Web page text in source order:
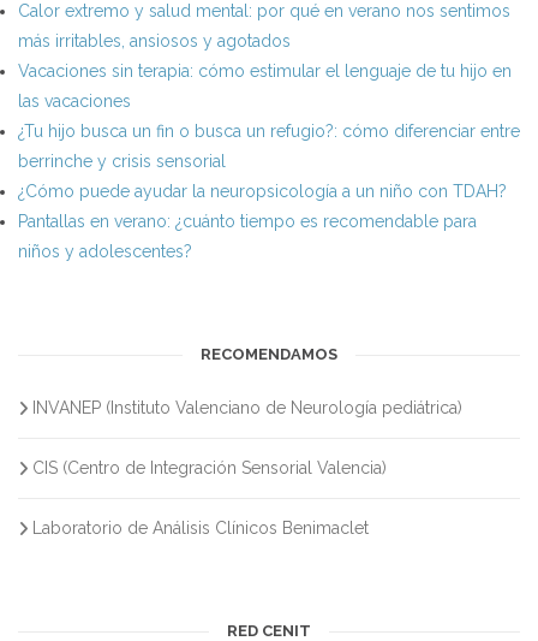
Calor extremo y salud mental: por qué en verano nos sentimos
más irritables, ansiosos y agotados
Vacaciones sin terapia: cómo estimular el lenguaje de tu hijo en
las vacaciones
¿Tu hijo busca un fin o busca un refugio?: cómo diferenciar entre
berrinche y crisis sensorial
¿Cómo puede ayudar la neuropsicología a un niño con TDAH?
Pantallas en verano: ¿cuánto tiempo es recomendable para
niños y adolescentes?
RECOMENDAMOS
INVANEP (Instituto Valenciano de Neurología pediátrica)
CIS (Centro de Integración Sensorial Valencia)
Laboratorio de Análisis Clínicos Benimaclet
RED CENIT